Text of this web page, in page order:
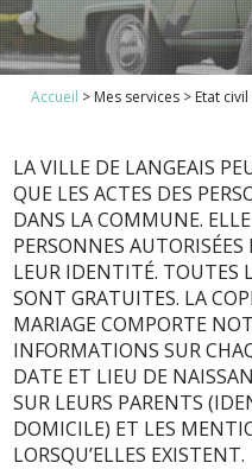
Accueil > Mes services > Etat civil
LA VILLE DE LANGEAIS
QUE LES ACTES DES
DANS LA COMMUNE.
PERSONNES
LEUR IDENTITÉ. TOUTES
SONT GRATUITES. LA
MARIAGE COMPORTE
INFORMATIONS SUR
DATE ET LIEU DE
SUR LEURS PARENTS
DOMICILE) ET LES
LORSQU’ELLES EXISTENT.